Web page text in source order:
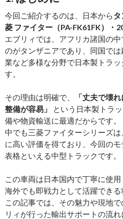
今回ご紹介するのは、日本からタ
菱 ファイター（PA-FK61FK）・
エブリィでは、アフリカ諸国の
のがタンザニアであり、同国で
業など多様な分野で日本製トラ
す。
その理由は明確で、
「丈夫で壊
整備が容易」
という日本製トラ
備や物資輸送に最適だからです。
中でも三菱ファイターシリーズ
に高い評価を得ており、今回のモ
表格といえる中型トラックです。
この車両は日本国内で丁寧に使用
海外でも即戦力として活躍できる
この記事では、その魅力や現地
リィが行った輸出サポートの流れ